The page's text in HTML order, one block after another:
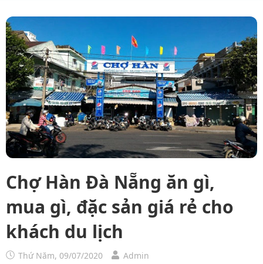
Chợ Hàn Đà Nẵng ăn gì,
mua gì, đặc sản giá rẻ cho
khách du lịch
Thứ Năm, 09/07/2020 Admin